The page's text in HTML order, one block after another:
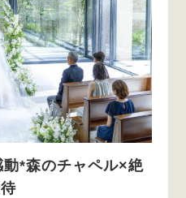
動*森のチャペル×絶